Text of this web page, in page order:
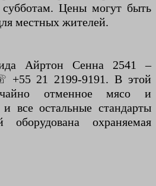
Цены могут быть
местных жителей.
Айртон Сенна 2541 –
+55 21 2199-9191. В этой
отменное мясо и
и все остальные стандарты
охраняемая